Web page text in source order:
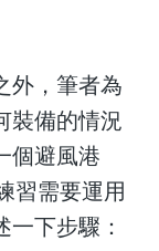
外，筆者為
裝備的情況
個避風港
習需要運用
下步驟：